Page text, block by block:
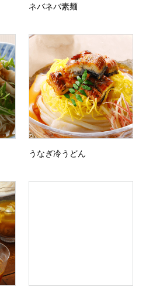
ネバネバ素麺
うなぎ冷うどん